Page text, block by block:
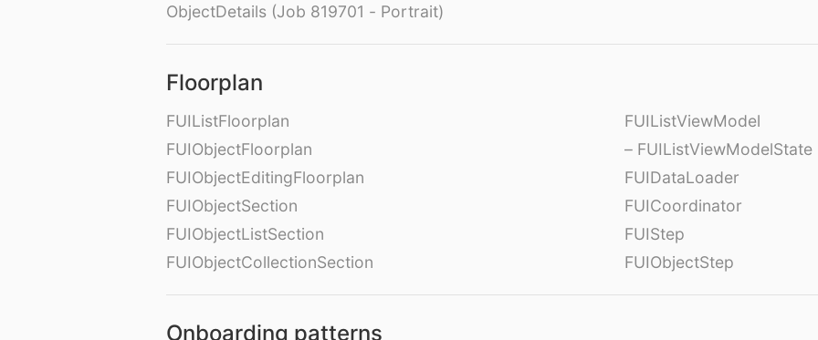
ObjectDetails (Job 819701 - Portrait)
Floorplan
FUIListFloorplan
FUIObjectFloorplan
FUIObjectEditingFloorplan
FUIObjectSection
FUIObjectListSection
FUIObjectCollectionSection
FUIListViewModel
– FUIListViewModelState
FUIDataLoader
FUICoordinator
FUIStep
FUIObjectStep
Onboarding patterns